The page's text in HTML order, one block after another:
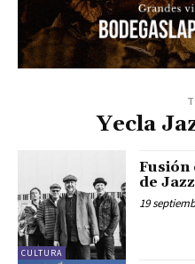
Yecla
CULTURA
Fusión
de
19